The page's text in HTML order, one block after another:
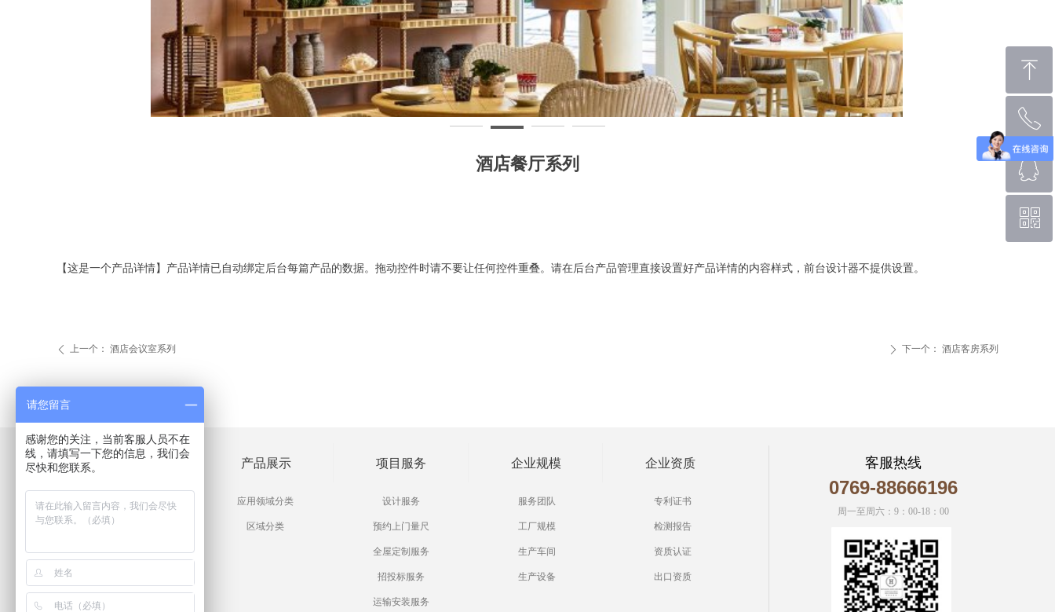
酒店餐厅系列
ꄴ 上一个： 酒店会议室系列 ꄲ 下一个： 酒店客房系列
【这是一个产品详情】产品详情已自动绑定后台每篇产品的数据。拖动控件时请不要让任何控件重叠。请在后台产品管理直接设置好产品详情的内容样式，前台设计器不提供设置。
客服热线
0769-88666196
周一至周六：9：00-18：00
服务团队
工厂规模
生产车间
生产设备
工程案列 产品展示 项目服务 企业规模 企业资质
酒店工程家具案列
豪宅别墅工程案列
高档会所工程案列
售楼处工程案列
设计服务
预约上门量尺
全屋定制服务
招投标服务
运输安装服务
专利证书
检测报告
资质认证
出口资质
应用领域分类
区域分类
请您留言
感谢您的关注，当前客服人员不在
线，请填写一下您的信息，我们会
尽快和您联系。
ꁸ
回到顶部
ꂅ
0769-88666196
ꁗ
QQ客服
ꀥ